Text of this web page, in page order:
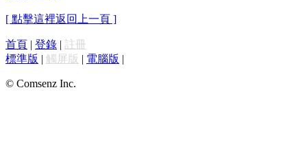
[ 點擊這裡返回上一頁 ]
首頁 | 登錄 | 註冊
標準版 | 觸屏版 | 電腦版 |
© Comsenz Inc.